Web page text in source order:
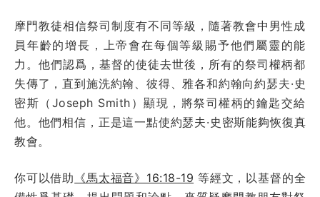
摩門教徒相信祭司制度有不同等級，隨著教會中男性成
員年齡的增長，上帝會在每個等級賜予他們屬靈的能
力。他們認爲，基督的使徒去世後，所有的祭司權柄都
失傳了，直到施洗約翰、彼得、雅各和約翰向約瑟夫·史
密斯（Joseph Smith）顯現，將祭司權柄的鑰匙交給
他。他們相信，正是這一點使約瑟夫·史密斯能夠恢復真
教會。
你可以借助 《馬太福音》16:18-19 等經文，以基督的全